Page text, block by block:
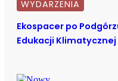
WYDARZENIA
Ekospacer po
Edukacji